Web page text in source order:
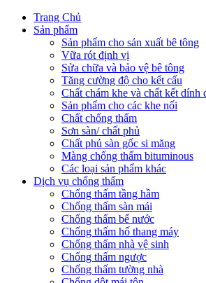
Trang Chủ
Sản phẩm
Sản phẩm cho sản xuất bê tông
Vữa rót định vị
Sửa chữa và bảo vệ bê tông
Tăng cường độ cho kết cấu
Chất chám khe và chất kết dính
Sản phẩm cho các khe nối
Chất chống thấm
Sơn sàn/ chất phủ
Chất phủ sàn gốc si măng
Màng chống thấm bituminous
Các loại sản phẩm khác
Dịch vụ chống thấm
Chống thấm tầng hầm
Chống thấm sàn mái
Chống thấm bể nước
Chống thấm hố thang máy
Chống thấm nhà vệ sinh
Chống thấm ngược
Chống thấm tường nhà